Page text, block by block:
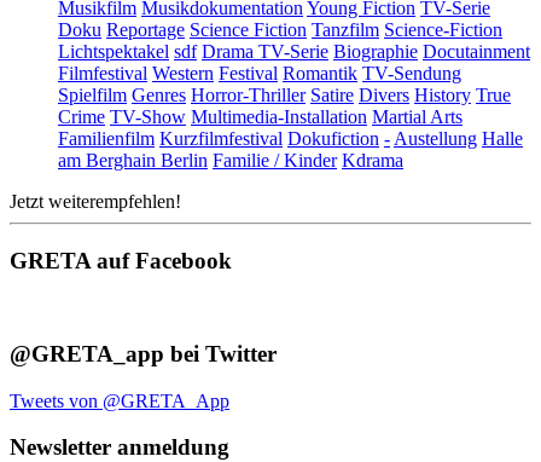
Musikfilm Musikdokumentation Young Fiction TV-Serie
Doku Reportage Science Fiction Tanzfilm Science-Fiction
Lichtspektakel sdf Drama TV-Serie Biographie Docutainment
Filmfestival Western Festival Romantik TV-Sendung
Spielfilm Genres Horror-Thriller Satire Divers History True
Crime TV-Show Multimedia-Installation Martial Arts
Familienfilm Kurzfilmfestival Dokufiction - Austellung Halle
am Berghain Berlin Familie / Kinder Kdrama
Jetzt weiterempfehlen!
GRETA auf Facebook
@GRETA_app bei Twitter
Tweets von @GRETA_App
Newsletter anmeldung